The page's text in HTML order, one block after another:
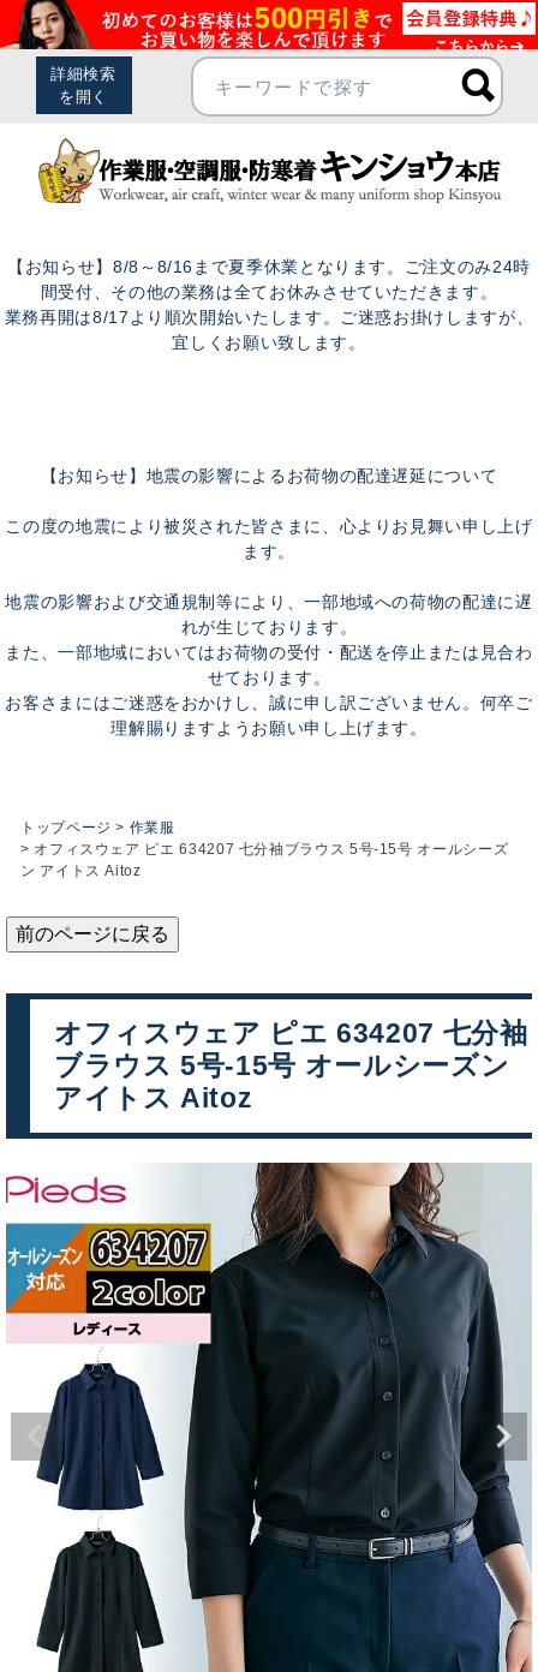
【お知らせ】8/8～8/16まで夏季休業となります。ご注文のみ24時
間受付、その他の業務は全てお休みさせていただきます。
業務再開は8/17より順次開始いたします。ご迷惑お掛けしますが、
宜しくお願い致します。
【お知らせ】地震の影響によるお荷物の配達遅延について
この度の地震により被災された皆さまに、心よりお見舞い申し上げ
ます。
地震の影響および交通規制等により、一部地域への荷物の配達に遅
れが生じております。
また、一部地域においてはお荷物の受付・配送を停止または見合わ
せております。
お客さまにはご迷惑をおかけし、誠に申し訳ございません。何卒ご
理解賜りますようお願い申し上げます。
トップページ
作業服
オフィスウェア ピエ 634207 七分袖ブラウス 5号-15号 オールシーズ
ン アイトス Aitoz
前のページに戻る
オフィスウェア ピエ 634207 七分袖
ブラウス 5号-15号 オールシーズン
アイトス Aitoz